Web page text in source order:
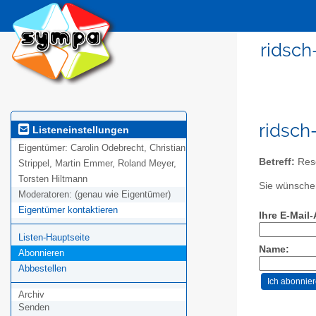
Listeneinstellungen
Eigentümer: Carolin Odebrecht, Christian
Strippel, Martin Emmer, Roland Meyer,
Torsten Hiltmann
Moderatoren: (genau wie Eigentümer)
Eigentümer kontaktieren
Listen-Hauptseite
Abonnieren
Abbestellen
Archiv
Senden
Betreff:
Sie
Ihre E-
Name: